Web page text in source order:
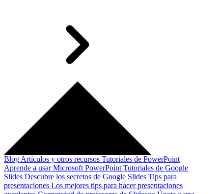
Blog Artículos y otros recursos Tutoriales de PowerPoint
Aprende a usar Microsoft PowerPoint Tutoriales de Google
Slides Descubre los secretos de Google Slides Tips para
presentaciones Los mejores tips para hacer presentaciones